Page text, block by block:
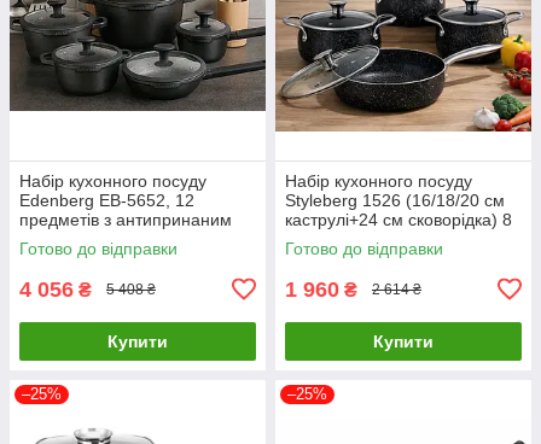
Набір кухонного посуду
Edenberg EB-5652, 12
предметів з антипринаним
покриттям
Готово до відправки
4 056 ₴ 5 408 ₴
Купити
Набір кухонного посуду
Styleberg 1526 (16/18/20 см
каструлі+24 см сковорідка) 8
пр антипригарне мармурове
покриття
Готово до відправки
1 960 ₴ 2 614 ₴
Купити
–25% –25%